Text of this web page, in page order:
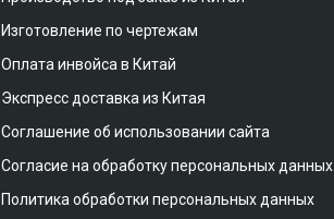
Изготовление по чертежам
Оплата инвойса в Китай
Экспресс доставка из Китая
Соглашение об использовании сайта
Согласие на обработку персональных данных
Политика обработки персональных данных